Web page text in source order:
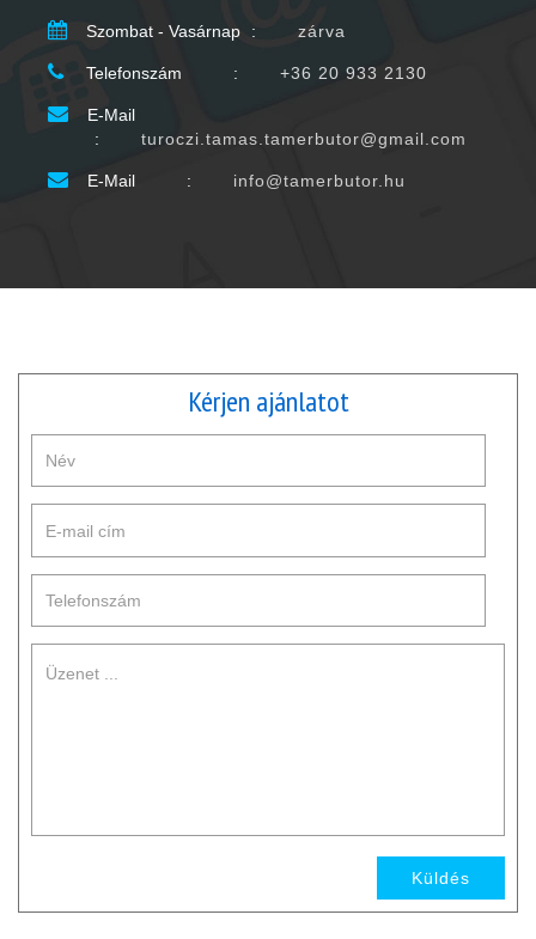
Szombat - Vasárnap : zárva
Telefonszám : +36 20 933 2130
E-Mail
:
turoczi.tamas.tamerbutor@gmail.com
E-Mail : info@tamerbutor.hu
Kérjen ajánlatot